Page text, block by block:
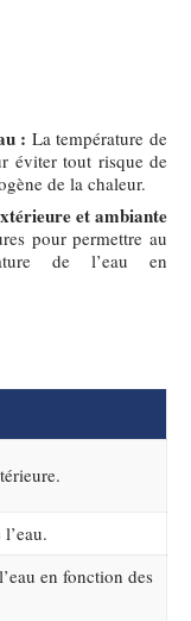
: La température de
éviter tout risque de
de la chaleur.
et ambiante
pour permettre au
de l’eau en
en fonction des